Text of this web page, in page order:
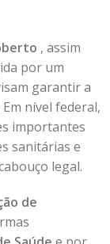
, assim
por um
garantir a
nível federal,
importantes
sanitárias e
legal.
de